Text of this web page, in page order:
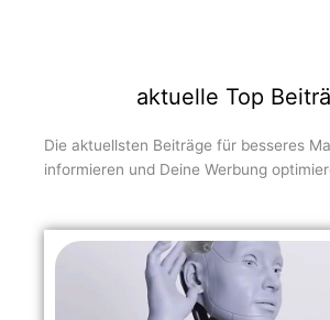
aktuelle Top
Die aktuellsten Beiträge für besseres
informieren und Deine Werbung